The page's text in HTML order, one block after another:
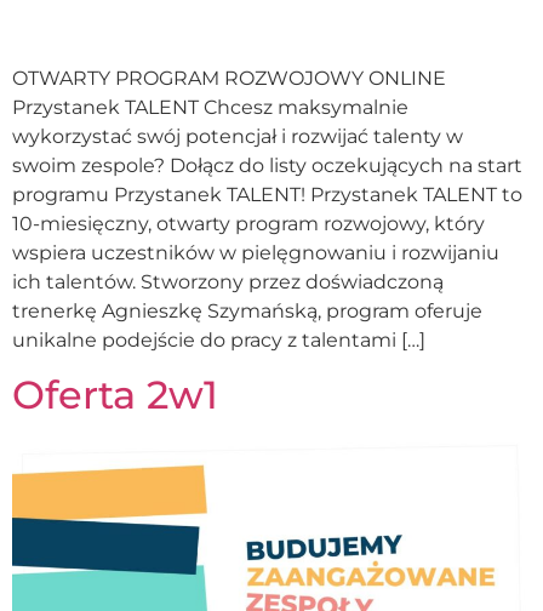
OTWARTY PROGRAM ROZWOJOWY ONLINE
Przystanek TALENT Chcesz maksymalnie
wykorzystać swój potencjał i rozwijać talenty w
swoim zespole? Dołącz do listy oczekujących na start
programu Przystanek TALENT! Przystanek TALENT to
10-miesięczny, otwarty program rozwojowy, który
wspiera uczestników w pielęgnowaniu i rozwijaniu
ich talentów. Stworzony przez doświadczoną
trenerkę Agnieszkę Szymańską, program oferuje
unikalne podejście do pracy z talentami […]
Oferta 2w1